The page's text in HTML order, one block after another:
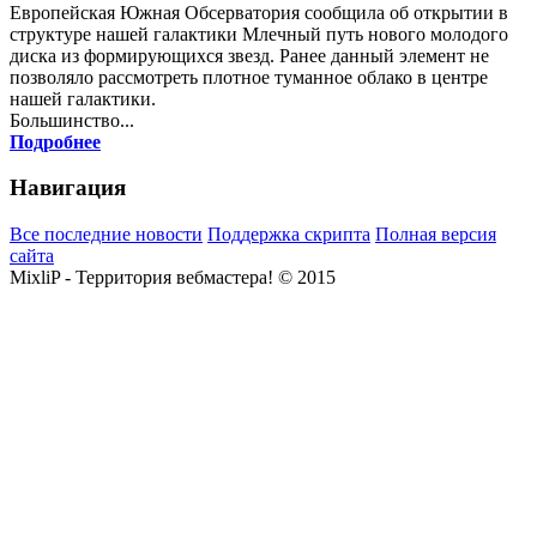
Европейская Южная Обсерватория сообщила об открытии в
структуре нашей галактики Млечный путь нового молодого
диска из формирующихся звезд. Ранее данный элемент не
позволяло рассмотреть плотное туманное облако в центре
нашей галактики.
Большинство...
Подробнее
Навигация
Все последние новости Поддержка скрипта Полная версия
сайта
MixliP - Территория вебмастера! © 2015